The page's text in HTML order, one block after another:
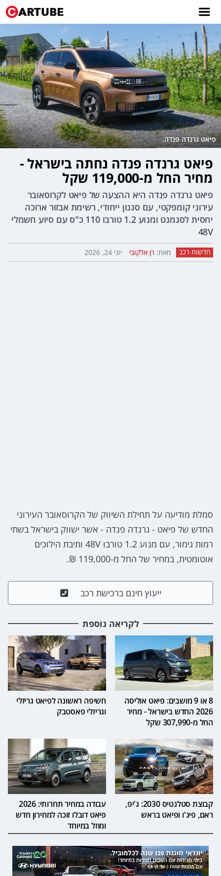
פיאט גרנדה פנדה.
פיאט גרנדה פנדה נחתה בישראל -
מחיר החל מ-119,000 שקל
פיאט גרנדה פנדה היא ההצעה של פיאט לקרוסאובר
עירוני קומפקטי, עם סגנון ייחודי, רשימת אבזור ארוכה
יחסית לסגמנט ומנוע 1.2 טורבו 110 כ"ס עם סיוע חשמלי
48V
חדשות רכב מאת: רן אלקובי יוני 24, 2026
סמלת מודיעה על תחילת השיווק של הקרוסאובר העירוני
החדש של פיאט - גרנדה פנדה - אשר ישווק בישראל בשתי
רמות גימור, עם מנוע 1.2 טורבו 48V ותיבת הילוכים
אוטומטית, במחיר של החל מ-119,000 ₪.
ייעוץ חינם ברכישת רכב
לקריאה נוספת
8 או 9 מושבים: פיאט אוליסה
2026 החדש בישראל - מחיר
החל מ-307,990 שקל
חשיפה ראשונה לפיאט גריזלי
וגריזלי פאסטבק
קבוצת סטלנטיס 2030: ג'יפ,
ראם, פיג'ו ופיאט בראש
עבודה במחיר תחרותי: 2026
פיאט דובלו זוכה למחירון חדש
ומוזל במיוחד